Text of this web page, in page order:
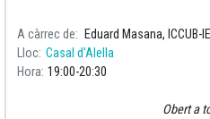
A càrrec de
Eduard Masana, ICCUB-
Lloc Casal d'Alella
Hora 19:00 20:30
Obert a